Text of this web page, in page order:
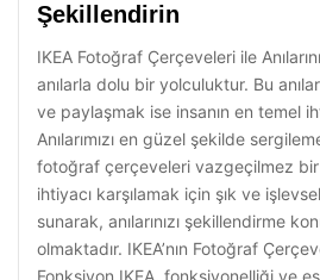
Şekillendirin
IKEA Fotoğraf Çerçeveleri ile
anılarla dolu bir yolculuktur. Bu
ve paylaşmak ise insanın en temel
Anılarımızı en güzel şekilde
fotoğraf çerçeveleri vazgeçilmez bir
ihtiyacı karşılamak için şık ve
sunarak, anılarınızı şekillendirme
olmaktadır. IKEA’nın Fotoğraf
Fonksiyon IKEA, fonksiyonelliği ve